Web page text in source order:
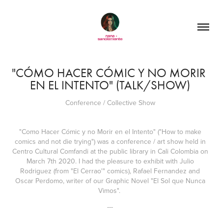
"CÓMO HACER CÓMIC Y NO MORIR
EN EL INTENTO" (TALK/SHOW)
Conference / Collective Show
"Como Hacer Cómic y no Morir en el Intento" ("How to make
comics and not die trying") was a conference / art show held in
Centro Cultural Comfandi at the public library in Cali Colombia on
March 7th 2020. I had the pleasure to exhibit with Julio
Rodriguez (from "El Cerrao'" comics), Rafael Fernandez and
Oscar Perdomo, writer of our Graphic Novel "El Sol que Nunca
Vimos".
---